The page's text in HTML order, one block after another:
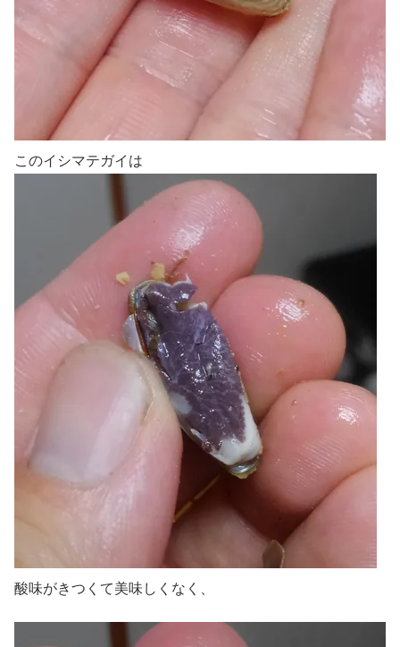
このイシマテガイは
酸味がきつくて美味しくなく、